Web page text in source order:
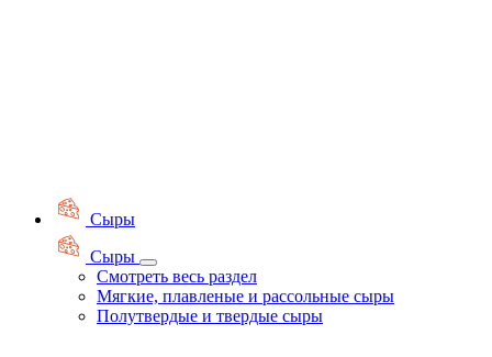
Сыры
Сыры
Смотреть весь раздел
Мягкие, плавленые и рассольные сыры
Полутвердые и твердые сыры